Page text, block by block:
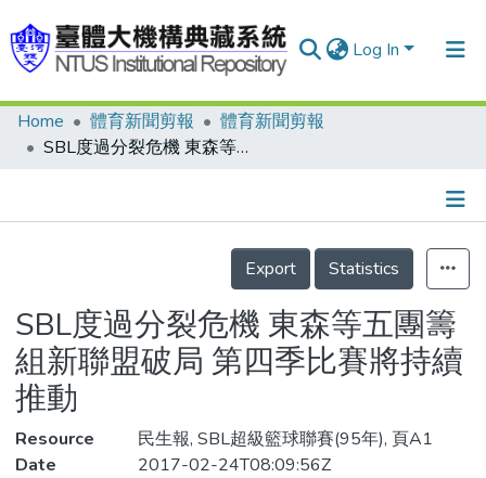
Log In
Communities & Collections
Statistics
Home 體育新聞剪報
體育新聞剪報
SBL度過分裂危機 東森等五團籌組新聯盟破局 第四季比賽將持續推動
Details
Export
Statistics
SBL度過分裂危機 東森等五團籌
組新聯盟破局 第四季比賽將持續
推動
Resource
民生報, SBL超級籃球聯賽(95年), 頁A1
Date
2017-02-24T08:09:56Z